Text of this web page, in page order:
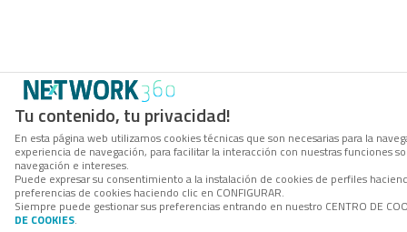
Tu contenido, tu privacidad!
En esta página web utilizamos cookies técnicas que son necesarias para la
experiencia de navegación, para facilitar la interacción con nuestras funciones
navegación e intereses.
Puede expresar su consentimiento a la instalación de cookies de perfiles
preferencias de cookies haciendo clic en CONFIGURAR.
Siempre puede gestionar sus preferencias entrando en nuestro CENTRO DE
DE COOKIES.